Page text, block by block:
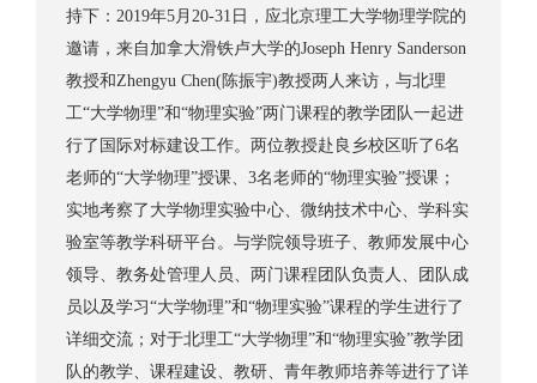
持下：2019年5月20-31日，应北京理工大学物理学院的
邀请，来自加拿大滑铁卢大学的Joseph Henry Sanderson
教授和Zhengyu Chen(陈振宇)教授两人来访，与北理
工“大学物理”和“物理实验”两门课程的教学团队一起进
行了国际对标建设工作。两位教授赴良乡校区听了6名
老师的“大学物理”授课、3名老师的“物理实验”授课；
实地考察了大学物理实验中心、微纳技术中心、学科实
验室等教学科研平台。与学院领导班子、教师发展中心
领导、教务处管理人员、两门课程团队负责人、团队成
员以及学习“大学物理”和“物理实验”课程的学生进行了
详细交流；对于北理工“大学物理”和“物理实验”教学团
队的教学、课程建设、教研、青年教师培养等进行了详